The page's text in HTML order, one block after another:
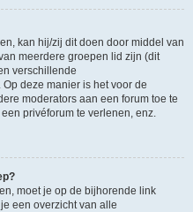
kan hij/zij dit doen door middel van
meerdere groepen lid zijn (dit
verschillende
deze manier is het voor de
moderators aan een forum toe te
privéforum te verlenen, enz.
moet je op de bijhorende link
een overzicht van alle